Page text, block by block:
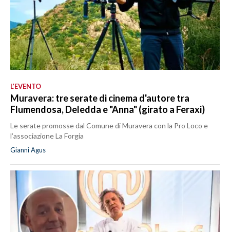
L’EVENTO
Muravera: tre serate di cinema d'autore tra
Flumendosa, Deledda e "Anna" (girato a Feraxi)
Le serate promosse dal Comune di Muravera con la Pro Loco e
l’associazione La Forgia
Gianni Agus